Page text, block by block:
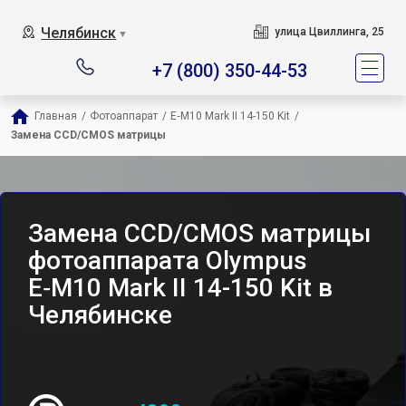
Челябинск ▼ улица Цвиллинга, 25
+7 (800) 350-44-53
Главная / Фотоаппарат / E‑M10 Mark II 14-150 Kit /
Замена CCD/CMOS матрицы
Замена CCD/CMOS матрицы
фотоаппарата Olympus
E‑M10 Mark II 14-150 Kit в
Челябинске